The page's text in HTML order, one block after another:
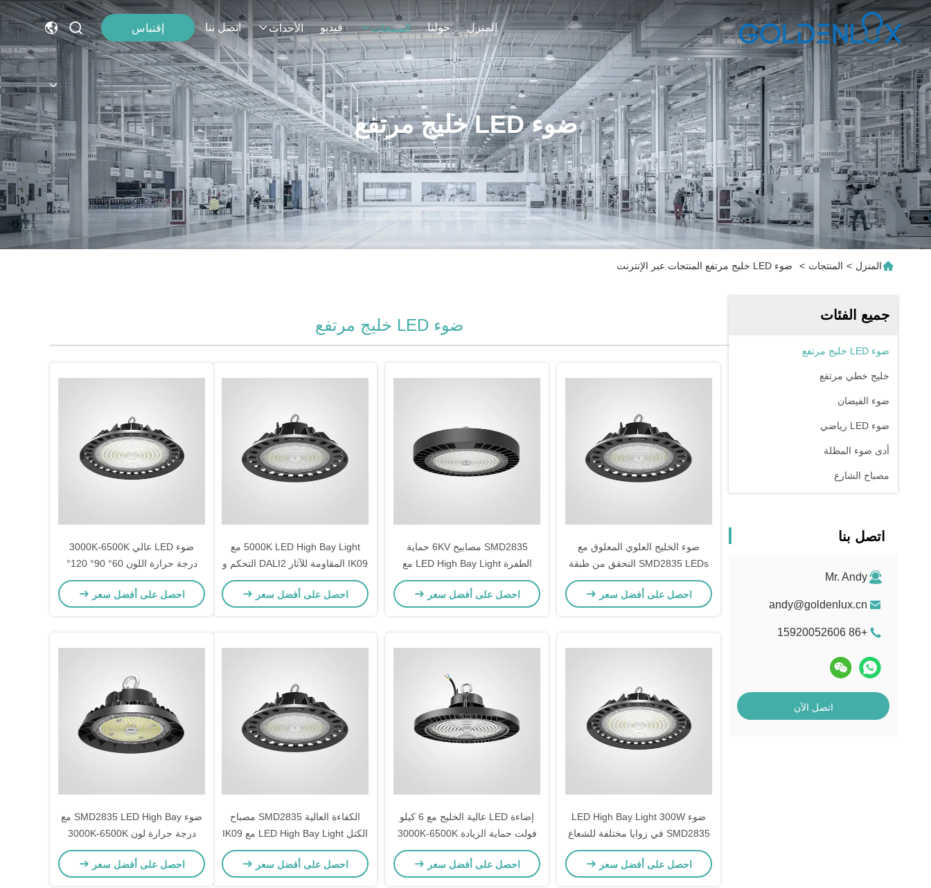
المنزل حولنا المنتجات فيديو الأحداث اتصل بنا إقتباس
ضوء LED خليج مرتفع
المنزل > المنتجات > ضوء LED خليج مرتفع المنتجات عبر الإنترنت
جميع الفئات
ضوء LED خليج مرتفع
خليج خطي مرتفع
ضوء الفيضان
ضوء LED رياضي
أدى ضوء المظلة
مصباح الشارع
اتصل بنا
Mr. Andy
andy@goldenlux.cn
+86 15920052606
اتصل الآن
ضوء LED خليج مرتفع
ضوء الخليج العلوي المعلوق مع
SMD2835 LEDs التحقق من طبقة
مسحوق الكهربائي الستاتيكي في
موقع Goldenlux
احصل على أفضل سعر
SMD2835 مصابيح 6KV حماية
الطفرة LED High Bay Light مع
RAL 9017 Black Finish
احصل على أفضل سعر
5000K LED High Bay Light مع
IK09 المقاومة للآثار DALI2 التحكم و
6KV حماية الطفرة
احصل على أفضل سعر
ضوء LED عالي 3000K-6500K
درجة حرارة اللون 60° 90° 120°
زاوية شعاع 6KV حماية الطفرة
احصل على أفضل سعر
ضوء LED High Bay Light 300W
SMD2835 في زوايا مختلفة للشعاع
احصل على أفضل سعر
إضاءة LED عالية الخليج مع 6 كيلو
فولت حماية الزيادة 3000K-6500K
لون Temp حلقة معلقة/قوس
احصل على أفضل سعر
الكفاءة العالية SMD2835 مصباح
الكتل LED High Bay Light مع IK09
مقاومة للآثار
احصل على أفضل سعر
ضوء SMD2835 LED High Bay مع
درجة حرارة لون 3000K-6500K
ومقاومة تأثير IK09
احصل على أفضل سعر